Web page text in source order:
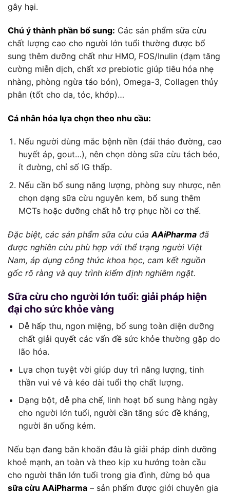
gây hại.
Chú ý thành phần bổ sung: Các sản phẩm sữa cừu
chất lượng cao cho người lớn tuổi thường được bổ
sung thêm dưỡng chất như HMO, FOS/Inulin (đạm tăng
cường miễn dịch, chất xơ prebiotic giúp tiêu hóa nhẹ
nhàng, phòng ngừa táo bón), Omega-3, Collagen thủy
phân (tốt cho da, tóc, khớp)…
Cá nhân hóa lựa chọn theo nhu cầu:
Nếu người dùng mắc bệnh nền (đái tháo đường, cao
huyết áp, gout…), nên chọn dòng sữa cừu tách béo,
ít đường, chỉ số IG thấp.
Nếu cần bổ sung năng lượng, phòng suy nhược, nên
chọn dạng sữa cừu nguyên kem, bổ sung thêm
MCTs hoặc dưỡng chất hỗ trợ phục hồi cơ thể.
Đặc biệt, các sản phẩm sữa cừu của AAiPharma đã
được nghiên cứu phù hợp với thể trạng người Việt
Nam, áp dụng công thức khoa học, cam kết nguồn
gốc rõ ràng và quy trình kiểm định nghiêm ngặt.
Sữa cừu cho người lớn tuổi: giải pháp hiện
đại cho sức khỏe vàng
Dễ hấp thu, ngon miệng, bổ sung toàn diện dưỡng
chất giải quyết các vấn đề sức khỏe thường gặp do
lão hóa.
Lựa chọn tuyệt vời giúp duy trì năng lượng, tinh
thần vui vẻ và kéo dài tuổi thọ chất lượng.
Dạng bột, dễ pha chế, linh hoạt bổ sung hàng ngày
cho người lớn tuổi, người cần tăng sức đề kháng,
người ăn uống kém.
Nếu bạn đang băn khoăn đâu là giải pháp dinh dưỡng
khoẻ mạnh, an toàn và theo kịp xu hướng toàn cầu
cho người thân lớn tuổi trong gia đình, đừng bỏ qua
sữa cừu AAiPharma – sản phẩm được giới chuyên gia